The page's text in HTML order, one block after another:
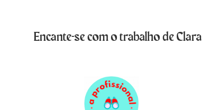
Encante-se com o trabalho de Clara